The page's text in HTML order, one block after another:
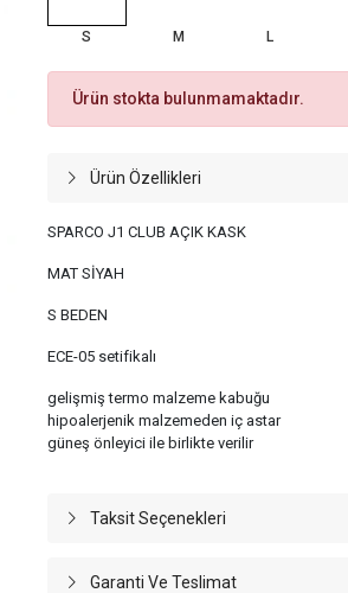
S M L
Ürün stokta bulunmamaktadır.
Ürün Özellikleri
SPARCO J1 CLUB AÇIK KASK
MAT SİYAH
S BEDEN
ECE-05 setifikalı
gelişmiş termo malzeme kabuğu
hipoalerjenik malzemeden iç astar
güneş önleyici ile birlikte verilir
Taksit Seçenekleri
Garanti Ve Teslimat